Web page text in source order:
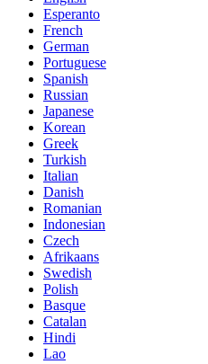
Esperanto
French
German
Portuguese
Spanish
Russian
Japanese
Korean
Greek
Turkish
Italian
Danish
Romanian
Indonesian
Czech
Afrikaans
Swedish
Polish
Basque
Catalan
Hindi
Lao